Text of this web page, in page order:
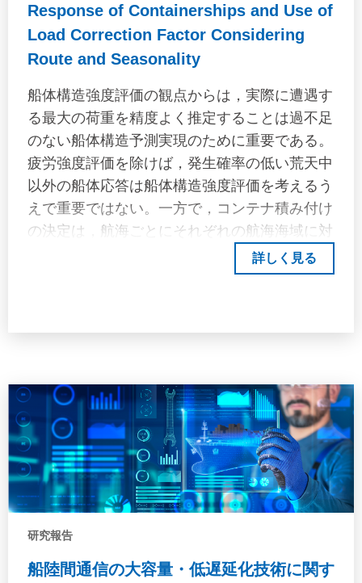
Response of Containerships and Use of
Load Correction Factor Considering
Route and Seasonality
船体構造強度評価の観点からは，実際に遭遇す
る最大の荷重を精度よく推定することは過不足
のない船体構造予測実現のために重要である。
疲労強度評価を除けば，発生確率の低い荒天中
以外の船体応答は船体構造強度評価を考えるう
えで重要ではない。一方で，コンテナ積み付け
の決定は，航海ごとにそれぞれの航海海域に対
応した海象を考慮して求めた船体運動を用いて
コンテナスタックに作用する荷重を計算するこ
基づき積高を決定するケースも見られる。 し
かし，コンテナの積高に直結するような船体運
動の実測データの分析は，実船計測計画が多数
存在するにもかかわらず，予測荷重との対比と
いう点で検討されておらず，実海域において船
舶がどのような運動を生じているか必ずしも明
（Response Amplitude Operator: RAO）と波浪
詳しく見る
研究報告
船陸間通信の大容量・低遅延化技術に関す